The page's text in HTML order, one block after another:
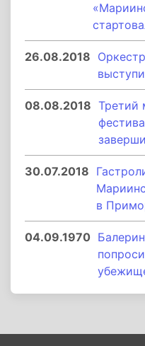
26.08.2018
08.08.2018 Третий
30.07.2018
в
04.09.1970